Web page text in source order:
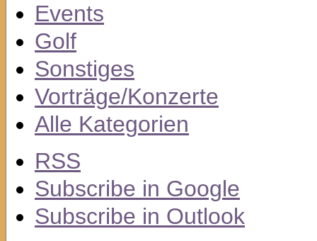
Events
Golf
Sonstiges
Vorträge/Konzerte
Alle Kategorien
RSS
Subscribe in Google
Subscribe in Outlook